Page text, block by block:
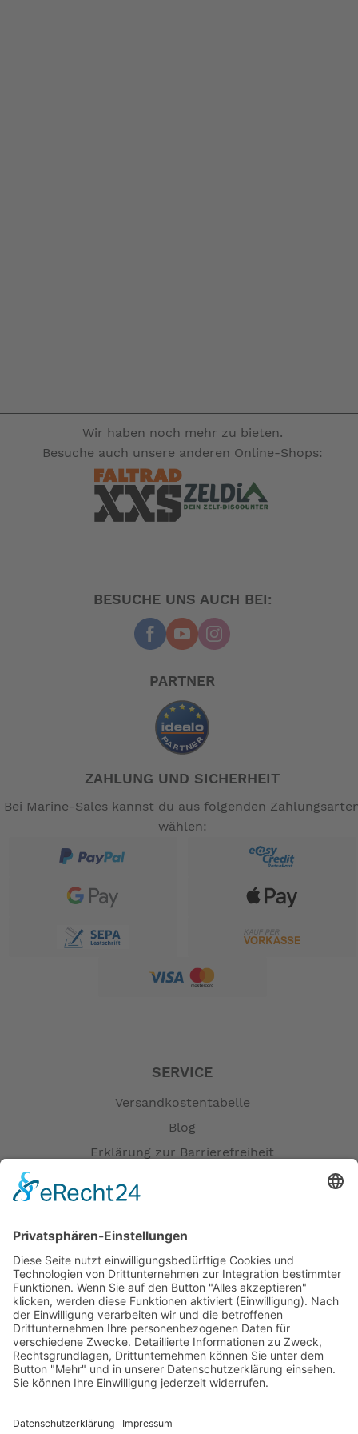
Wir haben noch mehr zu bieten.
Besuche auch unsere anderen Online-Shops:
BESUCHE UNS AUCH BEI:
PARTNER
ZAHLUNG UND SICHERHEIT
Bei Marine-Sales kannst du aus folgenden
wählen:
SERVICE
Versandkostentabelle
Blog
Erklärung zur Barrierefreiheit
Verfügbarkeiten
Zahlung und Versand
Datenschutz
Fernabsatz
Widerrufsrecht MS
Widerrufsrecht bei Dienstleistungen